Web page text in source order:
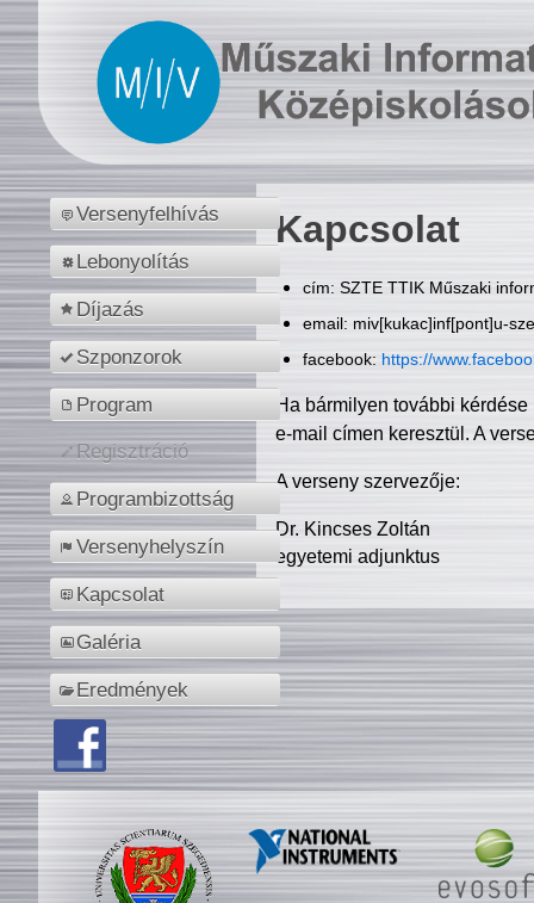
Versenyfelhívás
Lebonyolítás
Díjazás
Szponzorok
Program
Regisztráció
Programbizottság
Versenyhelyszín
Kapcsolat
Galéria
Eredmények
Kapcsolat
cím: SZTE TTIK Műszaki
email: miv[kukac]inf[pont]u-
facebook: https://
Ha bármilyen további
e-mail címen keresztül. A
A verseny szervezője:
Dr. Kincses Zoltán
egyetemi adjunktus